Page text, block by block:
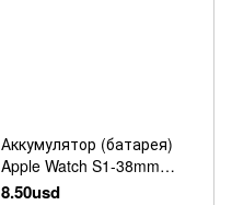
Аккумулятор (батарея)
Apple Watch S1-38mm
A1578 (205mAh) Original
8.50usd